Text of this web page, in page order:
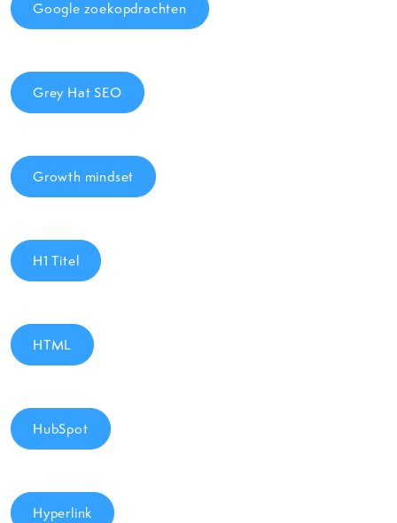
Google zoekopdrachten
Grey Hat SEO
Growth mindset
H1 Titel
HTML
HubSpot
Hyperlink